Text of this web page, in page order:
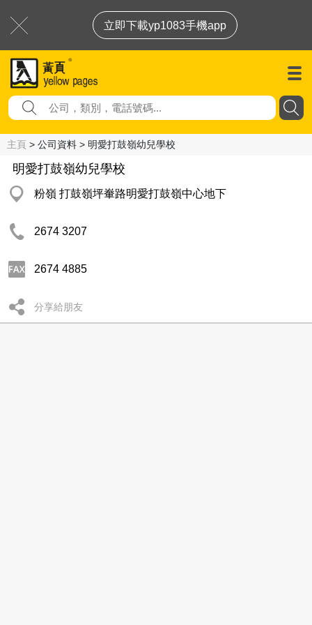
立即下載yp1083手機app
主頁 > 公司資料 > 明愛打鼓嶺幼兒學校
明愛打鼓嶺幼兒學校
粉嶺 打鼓嶺坪輋路明愛打鼓嶺中心地下
2674 3207
2674 4885
分享給朋友